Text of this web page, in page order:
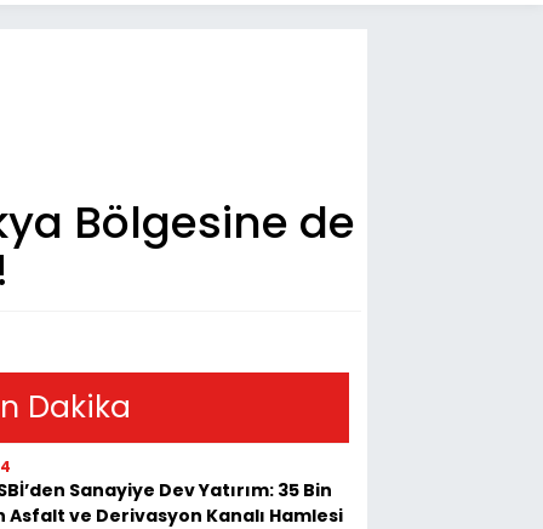
Bölgesine de
Dakika
Sanayiye Dev Yatırım: 35 Bin
Asfalt ve Derivasyon Kanalı Hamlesi